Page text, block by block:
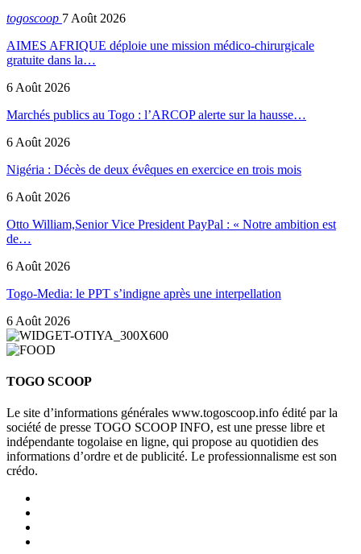
togoscoop 7 Août 2026
AIMES AFRIQUE déploie une mission médico-chirurgicale
gratuite dans la…
6 Août 2026
Marchés publics au Togo : l’ARCOP alerte sur la hausse…
6 Août 2026
Nigéria : Décès de deux évêques en exercice en trois mois
6 Août 2026
Otto William,Senior Vice President PayPal : « Notre ambition est
de…
6 Août 2026
Togo-Media: le PPT s’indigne après une interpellation
6 Août 2026
TOGO SCOOP
Le site d’informations générales www.togoscoop.info édité par la
société de presse TOGO SCOOP INFO, est une presse libre et
indépendante togolaise en ligne, qui propose au quotidien des
informations d’ordre et de publicité. Le professionnalisme est son
crédo.